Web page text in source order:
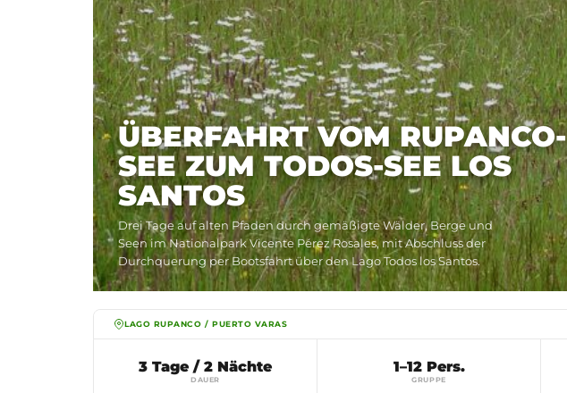
ÜBERFAHRT VOM RUPANCO-
SEE ZUM TODOS-SEE LOS
SANTOS
Drei Tage auf alten Pfaden durch gemäßigte Wälder, Berge und
Seen im Nationalpark Vicente Pérez Rosales, mit Abschluss der
Durchquerung per Bootsfahrt über den Lago Todos los Santos.
LAGO RUPANCO / PUERTO VARAS
3 Tage / 2 Nächte
DAUER
1–12 Pers.
GRUPPE